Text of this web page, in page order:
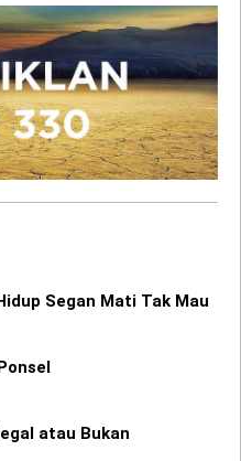
Segan Mati Tak Mau
atau Bukan